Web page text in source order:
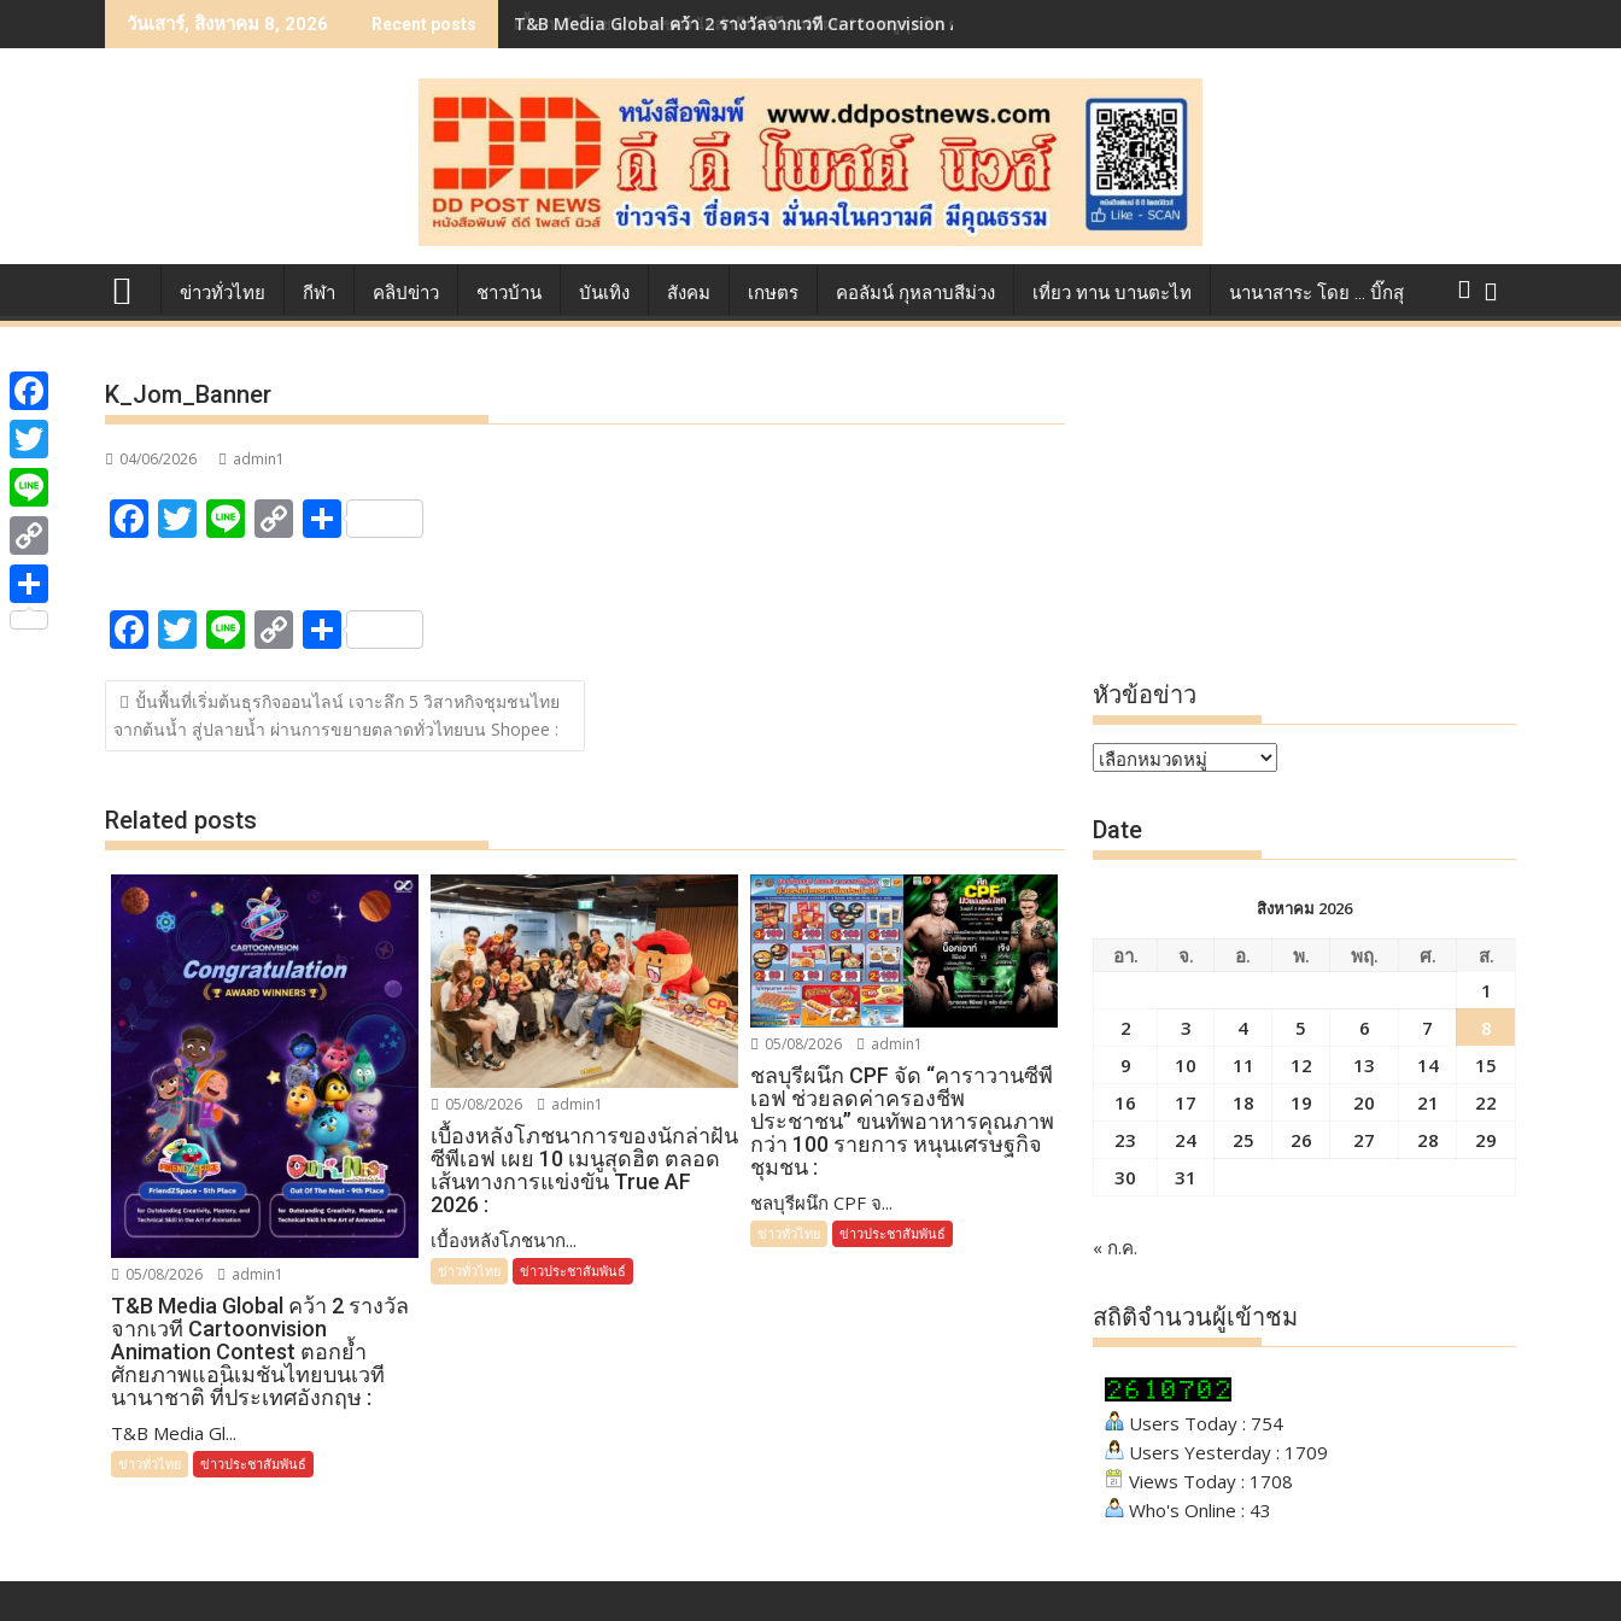
to
วันเสาร์, สิงหาคม 8, 2026 Recent posts เบื้องหลังโภชนาการของนักล่าฝัน ซีพีเอฟ เผย 10 เมนูสุดฮิต ตลอดเส้นทางการแข่งขัน True AF 2026 :
ข่าวทั่วไทย กีฬา คลิปข่าว ชาวบ้าน บันเทิง สังคม เกษตร คอลัมน์ กุหลาบสีม่วง เที่ยว ทาน บานตะไท นานาสาระ โดย … บิ๊กสุ
K_Jom_Banner
04/06/2026 admin1
F
ac
b
o
o
k
T
w
er
Li
n
C
o
y
Li
n
k
S
h
e
F
ac
e
b
o
k
T
w
itt
er
Li
n
e
C
o
p
y
k
S
h
ar
e
แนะแนว
เรื่อง
ปั้นพื้นที่เริ่มต้นธุรกิจออนไลน์ เจาะลึก 5 วิสาหกิจชุมชนไทย
จากต้นน้ำ สู่ปลายน้ำ ผ่านการขยายตลาดทั่วไทยบน Shopee :
Related posts
05/08/2026 admin1
T&B Media Global คว้า 2 รางวัล
จากเวที Cartoonvision
Animation Contest ตอกย้ำ
ศักยภาพแอนิเมชันไทยบนเวที
นานาชาติ ที่ประเทศอังกฤษ :
T&B Media Gl...
ข่าวทั่วไทย ข่าวประชาสัมพันธ์
05/08/2026 admin1
เบื้องหลังโภชนาการของนักล่าฝัน
ซีพีเอฟ เผย 10 เมนูสุดฮิต ตลอด
เส้นทางการแข่งขัน True AF
2026 :
เบื้องหลังโภชนาก...
ข่าวทั่วไทย ข่าวประชาสัมพันธ์
05/08/2026 admin1
ชลบุรีผนึก CPF จัด “คาราวานซีพี
เอฟ ช่วยลดค่าครองชีพ
ประชาชน” ขนทัพอาหารคุณภาพ
กว่า 100 รายการ หนุนเศรษฐกิจ
ชุมชน :
ชลบุรีผนึก CPF จ...
ข่าวทั่วไทย ข่าวประชาสัมพันธ์
หัวข้อข่าว
หัวข้อ
Date
สิงหาคม 2026
อา. จ. อ. พ. พฤ. ศ.
ส.
1
2
3 4 5 6 7
8
9
10 11 12 13 14
15
16
17 18 19 20 21
22
23
24 25 26 27 28
29
30
31
« ก.ค.
สถิติจำนวนผู้เข้าชม
Users Today : 754
Users Yesterday : 1709
Views Today : 1708
Who's Online : 43
F
a
c
e
b
o
T
w
i
t
t
L
i
n
C
o
S